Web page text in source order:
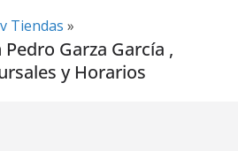
Tiendas »
Garza García ,
y Horarios